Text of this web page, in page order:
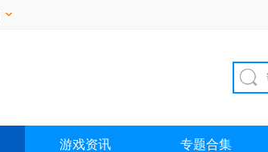
游戏资讯 专题合集